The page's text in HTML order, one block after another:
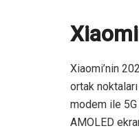
Xiaomi’nin
ortak
modem ile
AMOLED